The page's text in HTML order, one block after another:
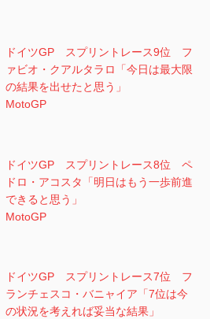
ドイツGP スプリントレース9位 フ
ァビオ・クアルタラロ「今日は最大限
の結果を出せたと思う」
MotoGP
ドイツGP スプリントレース8位 ペ
ドロ・アコスタ「明日はもう一歩前進
できると思う」
MotoGP
ドイツGP スプリントレース7位 フ
ランチェスコ・バニャイア「7位は今
の状況を考えれば妥当な結果」